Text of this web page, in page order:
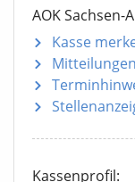
AOK Sachsen-
Kasse
Mitteilungen
Kassenprofil: